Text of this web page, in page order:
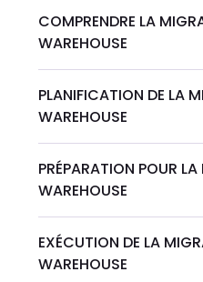
COMPRENDRE LA
WAREHOUSE
PLANIFICATION DE LA
WAREHOUSE
PRÉPARATION POUR
WAREHOUSE
EXÉCUTION DE LA
WAREHOUSE